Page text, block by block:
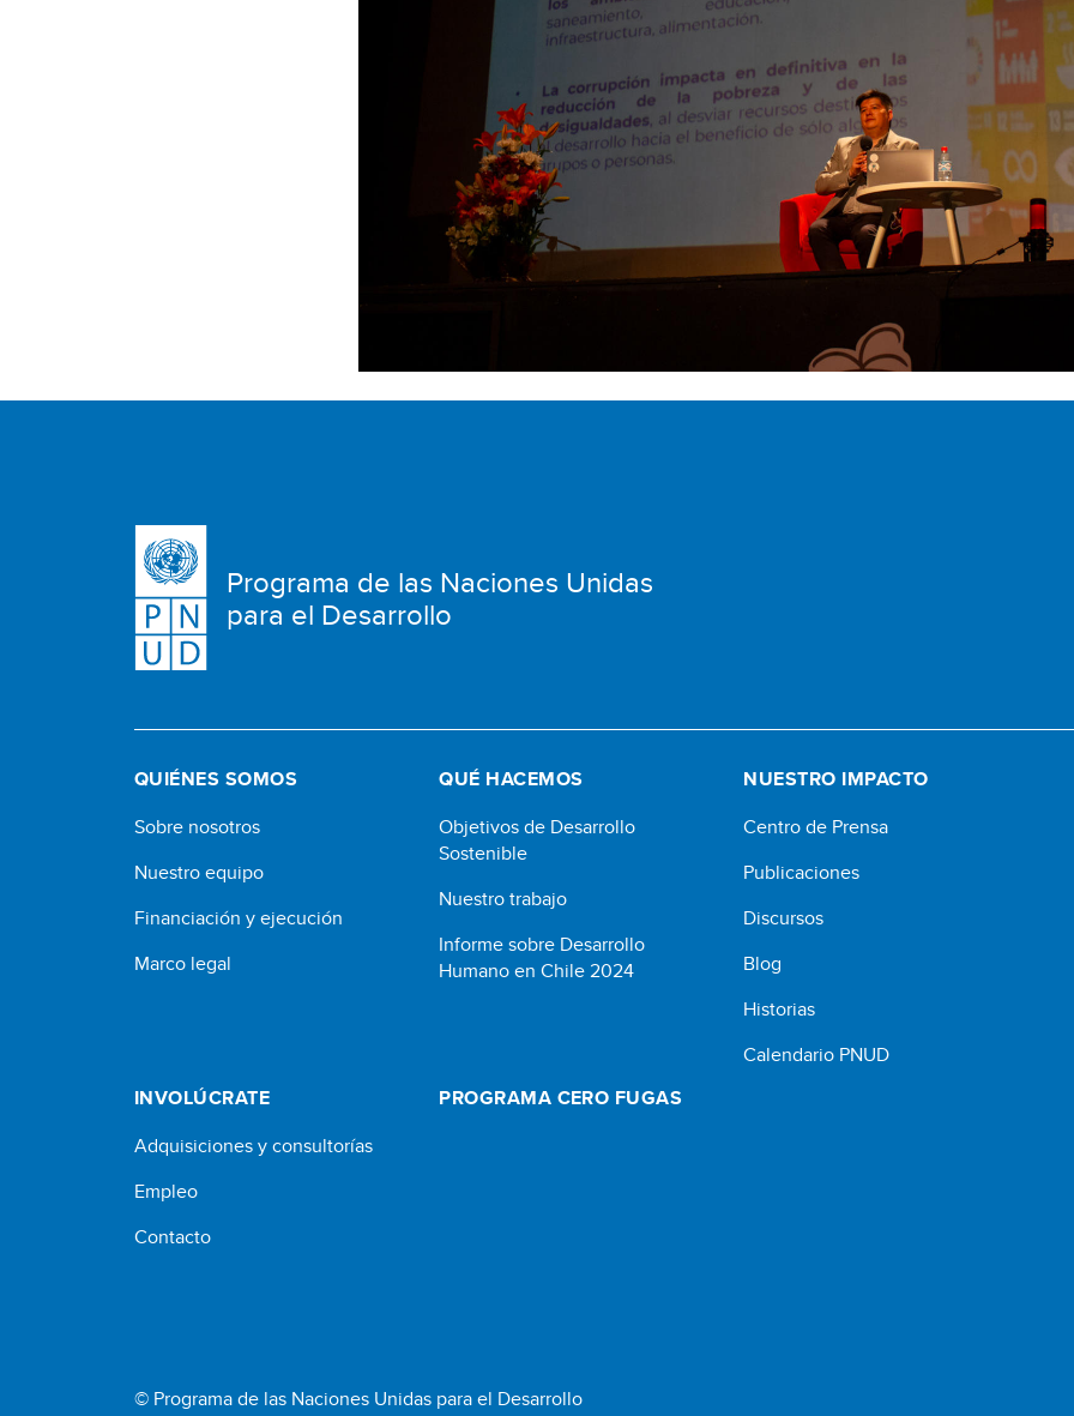
Programa de las Naciones Unidas
para el Desarrollo
QUIÉNES SOMOS
Sobre nosotros
Nuestro equipo
Financiación y ejecución
Marco legal
QUÉ HACEMOS
Objetivos de Desarrollo
Sostenible
Nuestro trabajo
Informe sobre Desarrollo
Humano en Chile 2024
NUESTRO IMPACTO
Centro de Prensa
Publicaciones
Discursos
Blog
Historias
Calendario PNUD
INVOLÚCRATE
Adquisiciones y consultorías
Empleo
Contacto
PROGRAMA CERO FUGAS
© Programa de las Naciones Unidas para el Desarrollo